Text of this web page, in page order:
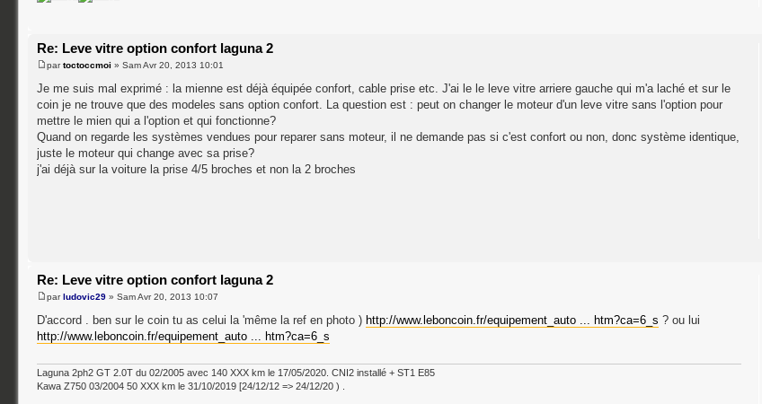
Re: Leve vitre option confort laguna 2
partoctoccmoi » Sam Avr 20, 2013 10:01
Je me suis mal exprimé : la mienne est déjà équipée confort, cable prise etc. J'ai le le leve vitre arriere gauche qui m'a laché et sur le
coin je ne trouve que des modeles sans option confort. La question est : peut on changer le moteur d'un leve vitre sans l'option pour
mettre le mien qui a l'option et qui fonctionne?
Quand on regarde les systèmes vendues pour reparer sans moteur, il ne demande pas si c'est confort ou non, donc système identique,
juste le moteur qui change avec sa prise?
j'ai déjà sur la voiture la prise 4/5 broches et non la 2 broches
Re: Leve vitre option confort laguna 2
parludovic29 » Sam Avr 20, 2013 10:07
D'accord . ben sur le coin tu as celui la 'même la ref en photo ) http://www.leboncoin.fr/equipement_auto ... htm?ca=6_s ? ou lui
http://www.leboncoin.fr/equipement_auto ... htm?ca=6_s
Laguna 2ph2 GT 2.0T du 02/2005 avec 140 XXX km le 17/05/2020. CNI2 installé + ST1 E85
Kawa Z750 03/2004 50 XXX km le 31/10/2019 [24/12/12 => 24/12/20 ) .